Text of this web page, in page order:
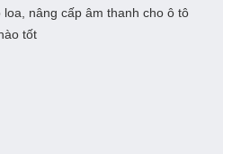
nâng cấp âm thanh cho ô tô
tốt